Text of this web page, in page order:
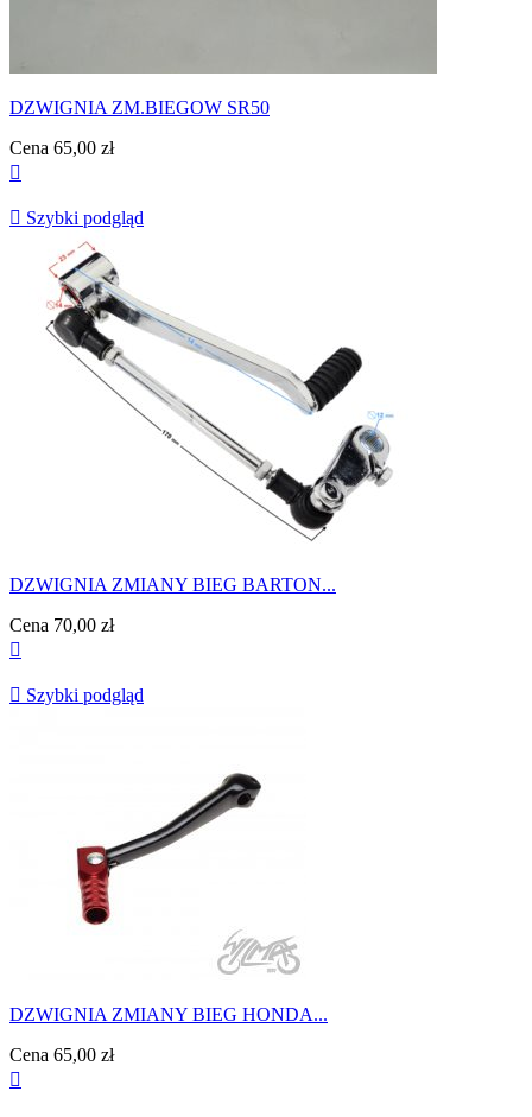
DZWIGNIA ZM.BIEGOW SR50
Cena 65,00 zł

 Szybki podgląd
DZWIGNIA ZMIANY BIEG BARTON...
Cena 70,00 zł

 Szybki podgląd
DZWIGNIA ZMIANY BIEG HONDA...
Cena 65,00 zł
